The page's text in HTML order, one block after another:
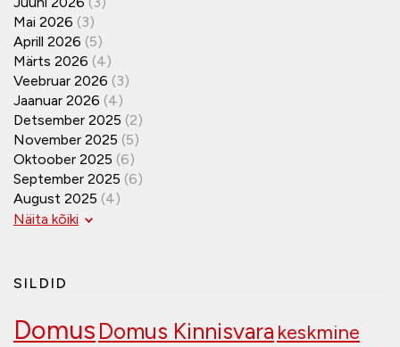
Mai 2026 (3)
Aprill 2026 (5)
Märts 2026 (4)
Veebruar 2026 (3)
Jaanuar 2026 (4)
Detsember 2025 (2)
November 2025 (5)
Oktoober 2025 (6)
September 2025 (6)
August 2025 (4)
Näita kõiki
SILDID
Domus Domus Kinnisvara keskmine